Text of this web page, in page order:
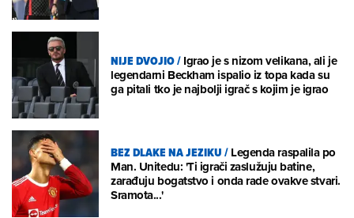
NIJE DVOJIO/Igrao je s nizom velikana, ali je
legendarni Beckham ispalio iz topa kada su
ga pitali tko je najbolji igrač s kojim je igrao
BEZ DLAKE NA JEZIKU/Legenda raspalila po
Man. Unitedu: 'Ti igrači zaslužuju batine,
zarađuju bogatstvo i onda rade ovakve stvari.
Sramota...'